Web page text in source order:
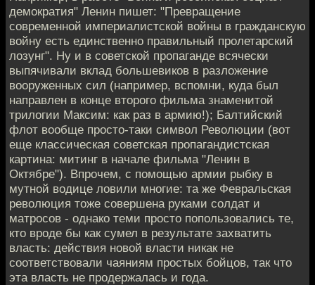
демократия" Ленин пишет: "Превращение
современной империалистской войны в гражданскую
войну есть единственно правильный пролетарский
лозунг". Ну и в советской пропаганде всячески
выпячивали вклад большевиков в разложение
вооруженных сил (например, вспомни, куда был
направлен в конце второго фильма знаменитой
трилогии Максим: как раз в армию!); Балтийский
флот вообще просто-таки символ Революции (вот
еще классическая советская пропагандистская
картина: митинг в начале фильма "Ленин в
Октябре"). Впрочем, с помощью армии рыбку в
мутной водице ловили многие: та же Февральская
революция тоже совершена руками солдат и
матросов - однако теми просто попользовались те,
кто вроде бы как сумел в результате захватить
власть: действия новой власти никак не
соответствовали чаяниям простых бойцов, так что
эта власть не продержалась и года.